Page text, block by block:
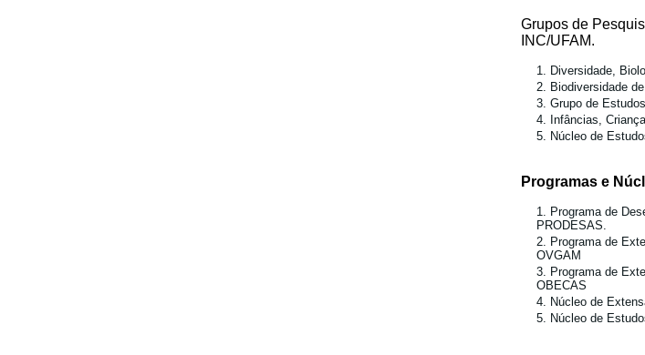
Grupos de
INC/UFAM.
Diversidade,
Biodiversidade
Grupo de
Infâncias,
Núcleo de
Programas e
Programa de
PRODESAS.
Programa de
OVGAM
Programa de
OBECAS
Núcleo de
Núcleo de